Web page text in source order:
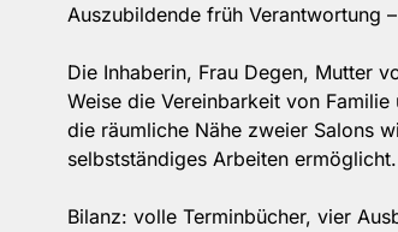
Auszubildende früh Verantwortung
Die Inhaberin, Frau Degen, Mutter
Weise die Vereinbarkeit von
die räumliche Nähe zweier Salons
selbstständiges Arbeiten ermöglicht.
Bilanz: volle Terminbücher, vier